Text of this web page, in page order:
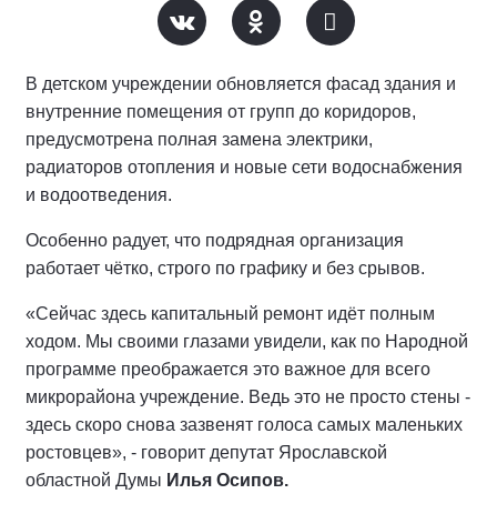
В детском учреждении обновляется фасад здания и
внутренние помещения от групп до коридоров,
предусмотрена полная замена электрики,
радиаторов отопления и новые сети водоснабжения
и водоотведения.
Особенно радует, что подрядная организация
работает чётко, строго по графику и без срывов.
«Сейчас здесь капитальный ремонт идёт полным
ходом. Мы своими глазами увидели, как по Народной
программе преображается это важное для всего
микрорайона учреждение. Ведь это не просто стены -
здесь скоро снова зазвенят голоса самых маленьких
ростовцев», - говорит депутат Ярославской
областной Думы Илья Осипов.